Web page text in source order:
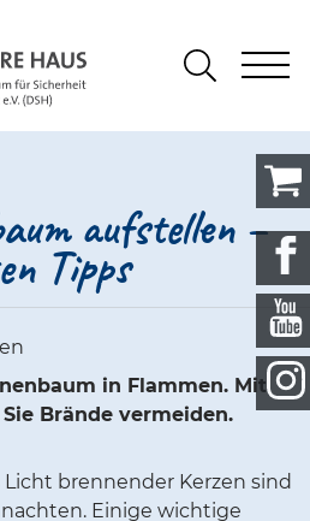
und
Suchen
aufstellen –
Tipps
in Flammen. Mit
Brände vermeiden.
brennender Kerzen sind
Einige wichtige